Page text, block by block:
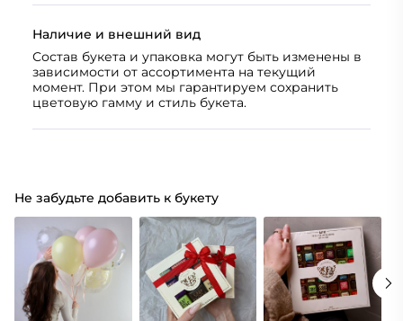
Наличие и внешний вид
Состав букета и упаковка могут быть изменены в
зависимости от ассортимента на текущий
момент. При этом мы гарантируем сохранить
цветовую гамму и стиль букета.
Не забудьте добавить к букету